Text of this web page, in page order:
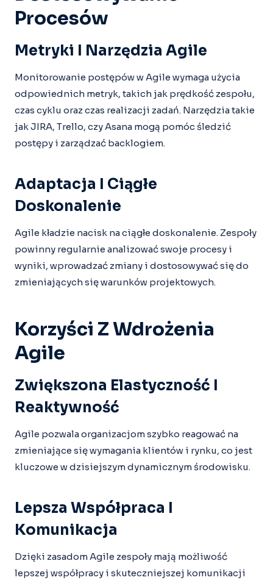
Procesów
Metryki I Narzędzia Agile
Monitorowanie postępów w Agile wymaga użycia
odpowiednich metryk, takich jak prędkość zespołu,
czas cyklu oraz czas realizacji zadań. Narzędzia takie
jak JIRA, Trello, czy Asana mogą pomóc śledzić
postępy i zarządzać backlogiem.
Adaptacja I Ciągłe
Doskonalenie
Agile kładzie nacisk na ciągłe doskonalenie. Zespoły
powinny regularnie analizować swoje procesy i
wyniki, wprowadzać zmiany i dostosowywać się do
zmieniających się warunków projektowych.
Korzyści Z Wdrożenia
Agile
Zwiększona Elastyczność I
Reaktywność
Agile pozwala organizacjom szybko reagować na
zmieniające się wymagania klientów i rynku, co jest
kluczowe w dzisiejszym dynamicznym środowisku.
Lepsza Współpraca I
Komunikacja
Dzięki zasadom Agile zespoły mają możliwość
lepszej współpracy i skuteczniejszej komunikacji